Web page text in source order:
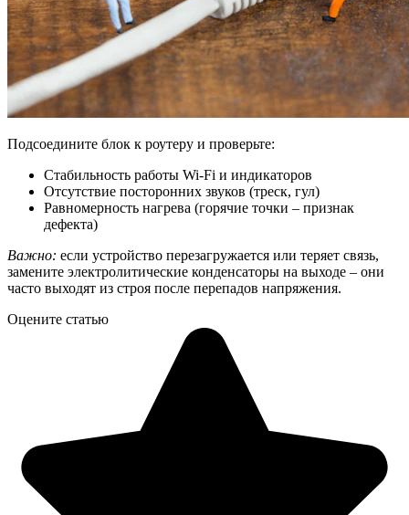
Подсоедините блок к роутеру и проверьте:
Стабильность работы Wi-Fi и индикаторов
Отсутствие посторонних звуков (треск, гул)
Равномерность нагрева (горячие точки – признак
дефекта)
Важно: если устройство перезагружается или теряет связь,
замените электролитические конденсаторы на выходе – они
часто выходят из строя после перепадов напряжения.
Оцените статью